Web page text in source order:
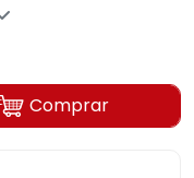
Comprar